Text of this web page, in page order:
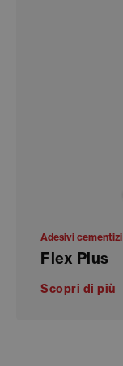
Adesivi cementizi
Flex Plus
Scopri di più